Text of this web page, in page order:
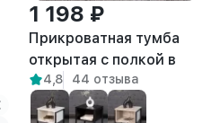
1 198 ₽
Прикроватная тумба
открытая с полкой в
стиле Лофт Вельга
амаретто
4,8 44 отзыва